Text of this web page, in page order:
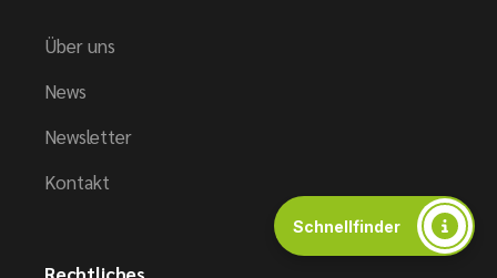
Über uns
News
Newsletter
Kontakt
Rechtliches
Schnellfinder